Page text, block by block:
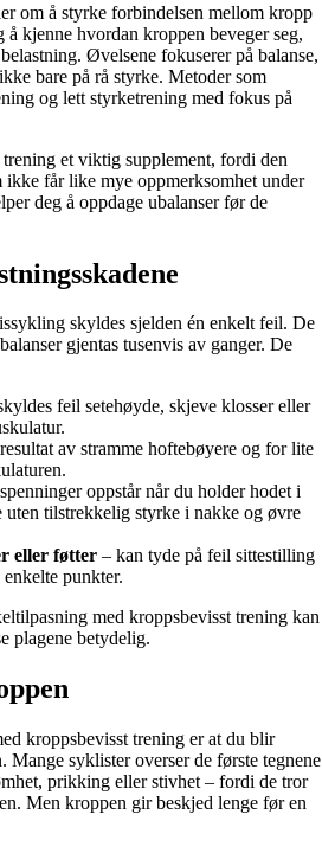
om å styrke forbindelsen mellom kropp
kjenne hvordan kroppen beveger seg,
Øvelsene fokuserer på balanse,
bare på rå styrke. Metoder som
og lett styrketrening med fokus på
et viktig supplement, fordi den
ikke får like mye oppmerksomhet under
deg å oppdage ubalanser før de
skyldes sjelden én enkelt feil. De
gjentas tusenvis av ganger. De
feil setehøyde, skjeve klosser eller
av stramme hoftebøyere og for lite
oppstår når du holder hodet i
uten tilstrekkelig styrke i nakke og øvre
eller føtter – kan tyde på feil sittestilling
punkter.
med kroppsbevisst trening kan
plagene betydelig.
kroppsbevisst trening er at du blir
syklister overser de første tegnene
prikking eller stivhet – fordi de tror
Men kroppen gir beskjed lenge før en